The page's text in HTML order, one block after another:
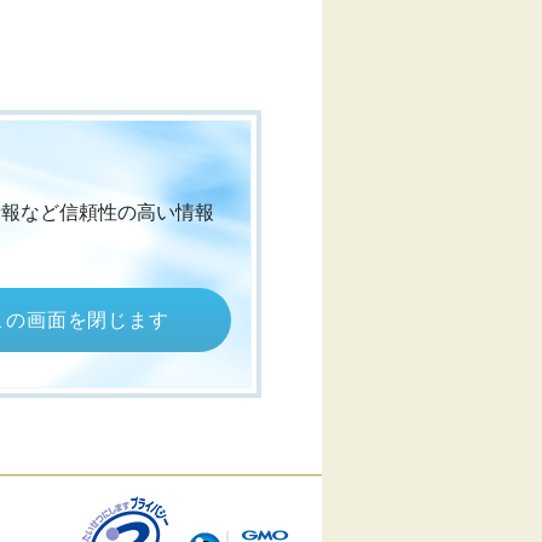
など信頼性の高い情報
の画面を閉じます